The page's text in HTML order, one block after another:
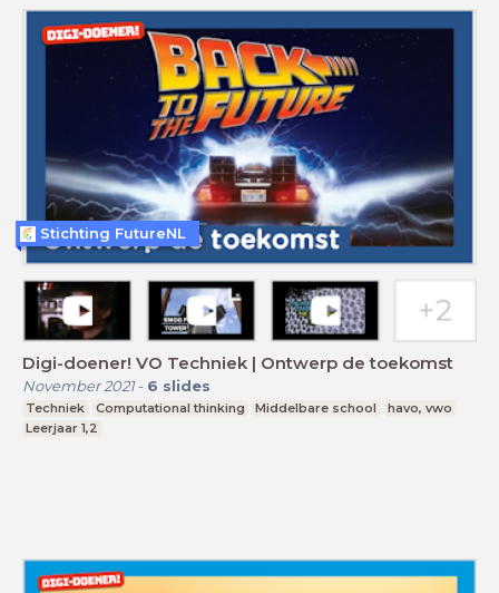
Digi-doener! VO Techniek | Ontwerp de toekomst
November 2021- 6 slides
Techniek Computational thinking Middelbare school
havo, vwo
Leerjaar 1,2
Stichting FutureNL